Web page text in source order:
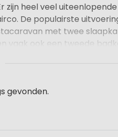
zijn heel veel
De populairste
met twee
en vaak ook een tweede
gevonden.